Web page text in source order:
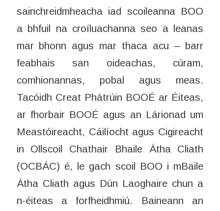
sainchreidmheacha iad scoileanna BOO
a bhfuil na croíluachanna seo a leanas
mar bhonn agus mar thaca acu – barr
feabhais san oideachas, cúram,
comhionannas, pobal agus meas.
Tacóidh Creat Phátrúin BOOÉ ar Éiteas,
ar fhorbair BOOÉ agus an Lárionad um
Meastóireacht, Cáilíocht agus Cigireacht
in Ollscoil Chathair Bhaile Átha Cliath
(OCBÁC) é, le gach scoil BOO i mBaile
Átha Cliath agus Dún Laoghaire chun a
n-éiteas a forfheidhmiú. Baineann an